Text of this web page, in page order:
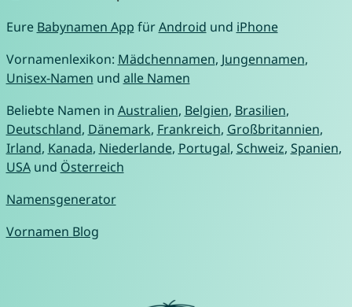
Eure Babynamen App fürAndroid und iPhone
Vornamenlexikon: Mädchennamen, Jungennamen,
Unisex-Namen und alle Namen
Beliebte Namen in Australien, Belgien, Brasilien,
Deutschland, Dänemark, Frankreich, Großbritannien,
Irland, Kanada, Niederlande, Portugal, Schweiz, Spanien,
USAund Österreich
Namensgenerator
Vornamen Blog